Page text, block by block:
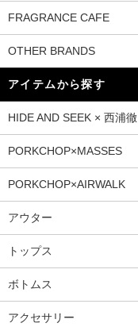
FRAGRANCE CAFE
OTHER BRANDS
アイテムから探す
HIDE AND SEEK × 西浦徹
PORKCHOP×MASSES
PORKCHOP×AIRWALK
アウター
トップス
ボトムス
アクセサリー